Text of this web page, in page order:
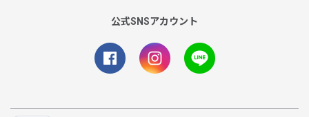
公式SNSアカウント